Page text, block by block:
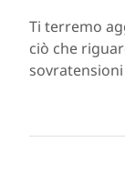
Ti terremo
ciò che